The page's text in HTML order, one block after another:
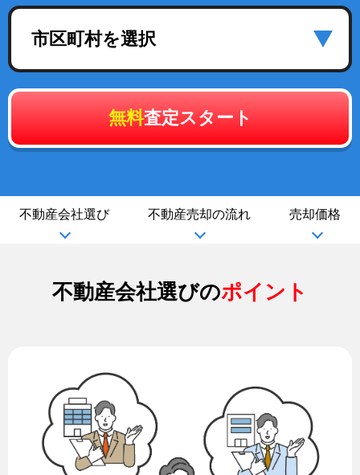
市区町村を選択
無料査定スタート
不動産会社選び 不動産売却の流れ 売却価格
不動産会社選びのポイント